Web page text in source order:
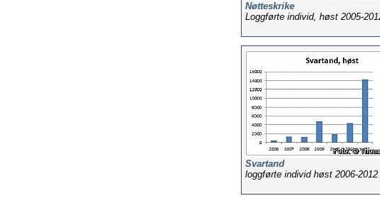
Nøtteskrike
Loggførte individ, høst 2005-
Svartand
loggførte individ høst 2006-2012